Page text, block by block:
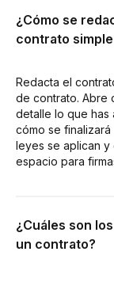
¿Cómo se
contrato
Redacta el
de contrato. Abre
detalle lo que has
cómo se
leyes se aplican y
espacio para
¿Cuáles son
un contrato?